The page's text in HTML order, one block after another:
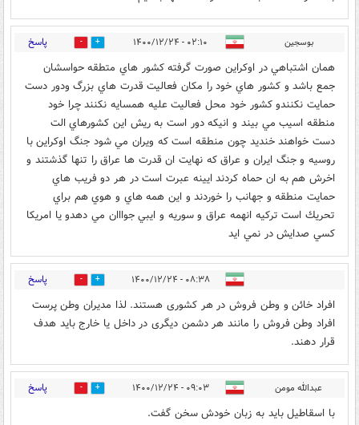
بوسجين ۰۲:۱۰ - ۱۴۰۰/۱۲/۲۴ 1 پاسخ
همان اشتباهي در اوكراين صورت گرفته كشور هاي متطقه حواسشان
جمع باشد و كشور هاي خود را مكان فعاليت قدرت هاي بزرگ ودور دست
حمايت نكنندو كشور خود محل فعاليت عليه همسايه نكنند چرا خود
منطقه اسيب مي بيند و انيكه دور است به ريش اين كشورهاي الت
دست خواهند خنديد چون منطقه است كه ويران مي شود جنگ اوكراين با
روسيه و جنگ ايران و عراق كه نهايت ان قدرت ها عراق را تنها گذشتند و
اخرش هم به ان حماه كردند ايينه عبرت است در هر دو فريب هاي
حمايت منطقه و جهانب را خوردند و اين همه هاي و هوي هم براي
تحريك است تركيه انهمه عراق و سوريه و ايبي جوااان مي دهدو يا امريكا
كسي صدايش در نمي ايد
۰۸:۳۸ - ۱۴۰۰/۱۲/۲۴ 1 پاسخ
افراد خائن و وطن فروش در هر کشوری هستند. لذا مدیران وطن پرست
افراد وطن فروش را مانند هر دشمن دیگری در داخل یا خارج باید هدف
قرار دهند.
عبدالله مومن ۰۹:۰۳ - ۱۴۰۰/۱۲/۲۴ 1 پاسخ
با اسقاطیل باید به زبان خودش سخن گفت.